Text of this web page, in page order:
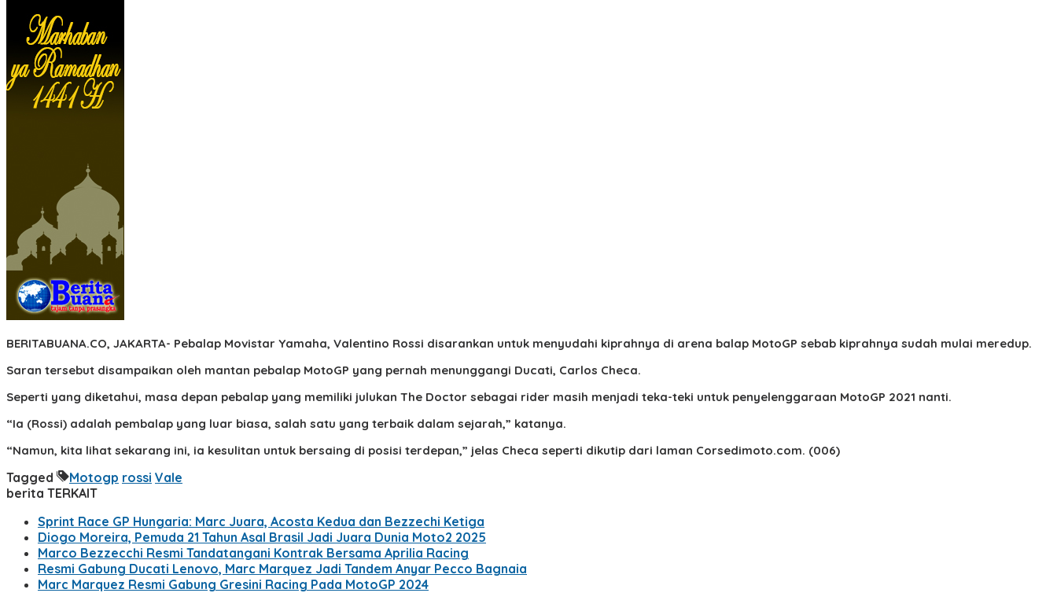
BERITABUANA.CO, JAKARTA- Pebalap Movistar Yamaha, Valentino Rossi disarankan untuk menyudahi kiprahnya di arena balap MotoGP sebab kiprahnya sudah mulai meredup.
Saran tersebut disampaikan oleh mantan pebalap MotoGP yang pernah menunggangi Ducati, Carlos Checa.
Seperti yang diketahui, masa depan pebalap yang memiliki julukan The Doctor sebagai rider masih menjadi teka-teki untuk penyelenggaraan MotoGP 2021 nanti.
“Ia (Rossi) adalah pembalap yang luar biasa, salah satu yang terbaik dalam sejarah,” katanya.
“Namun, kita lihat sekarang ini, ia kesulitan untuk bersaing di posisi terdepan,” jelas Checa seperti dikutip dari laman Corsedimoto.com. (006)
Tagged Motogp rossi Vale
berita TERKAIT
Sprint Race GP Hungaria: Marc Juara, Acosta Kedua dan Bezzechi Ketiga
Diogo Moreira, Pemuda 21 Tahun Asal Brasil Jadi Juara Dunia Moto2 2025
Marco Bezzecchi Resmi Tandatangani Kontrak Bersama Aprilia Racing
Resmi Gabung Ducati Lenovo, Marc Marquez Jadi Tandem Anyar Pecco Bagnaia
Marc Marquez Resmi Gabung Gresini Racing Pada MotoGP 2024